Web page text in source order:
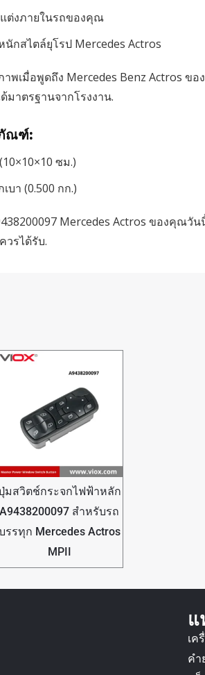
แต่งภายในรถของคุณ
กสไตล์ยุโรป Mercedes Actros
เมื่อพูดถึง Mercedes Benz Actros ข
าตรฐานจากโรงงาน.
ภัณฑ์:
ซม.)
า (0.500 กก.)
Mercedes Actros ของคุ
รได้รับ.
มสวิตช์กระจกไฟฟ้าหลัก
A9438200097 สำหรับรถ
รรทุก Mercedes Actros
MPII
แ
เค
คำ